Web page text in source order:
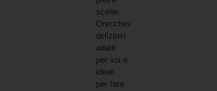
scelte.
Orecchini
deliziosi
adatti
per voi e
ideali
per fare